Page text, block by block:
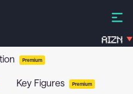
AIZN
Premium
Key Figures Premium